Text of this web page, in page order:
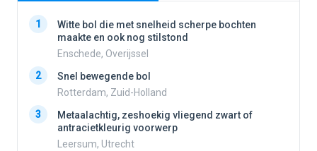
1
Witte bol die met snelheid scherpe bochten
maakte en ook nog stilstond
Enschede, Overijssel
2
Snel bewegende bol
Rotterdam, Zuid-Holland
3
Metaalachtig, zeshoekig vliegend zwart of
antracietkleurig voorwerp
Leersum, Utrecht